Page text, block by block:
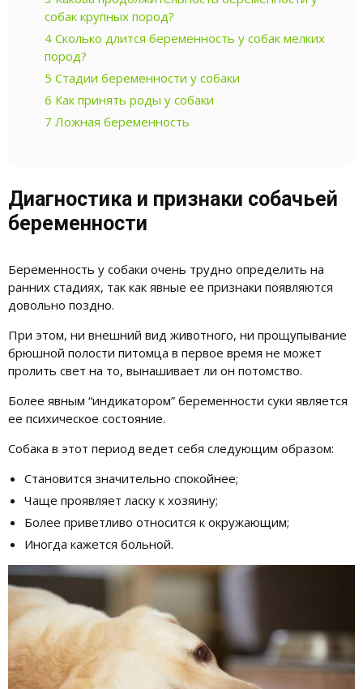
собак крупных пород?
4 Сколько длится беременность у собак мелких
пород?
5 Стадии беременности у собаки
6 Как принять роды у собаки
7 Ложная беременность
Диагностика и признаки собачьей
беременности
Беременность у собаки очень трудно определить на
ранних стадиях, так как явные ее признаки появляются
довольно поздно.
При этом, ни внешний вид животного, ни прощупывание
брюшной полости питомца в первое время не может
пролить свет на то, вынашивает ли он потомство.
Более явным “индикатором” беременности суки является
ее психическое состояние.
Собака в этот период ведет себя следующим образом:
Становится значительно спокойнее;
Чаще проявляет ласку к хозяину;
Более приветливо относится к окружающим;
Иногда кажется больной.